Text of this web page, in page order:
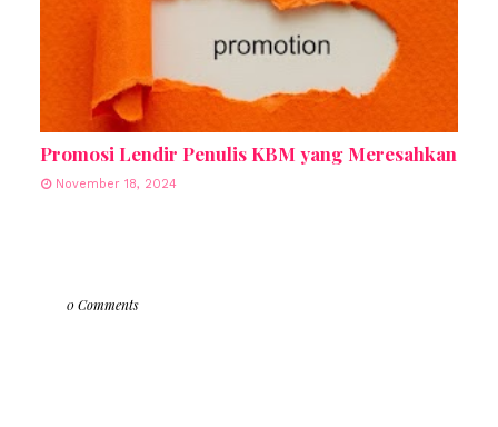
Promosi Lendir Penulis KBM yang Meresahkan
November 18, 2024
0 Comments